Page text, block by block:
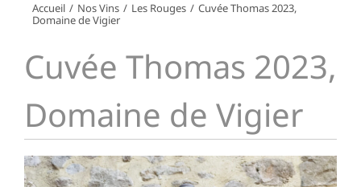
Accueil / Nos Vins / Les Rouges / Cuvée Thomas 2023,
Domaine de Vigier
Cuvée Thomas 2023,
Domaine de Vigier